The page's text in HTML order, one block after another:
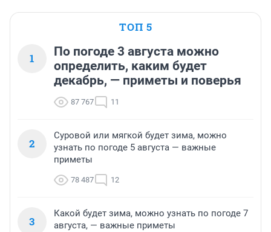
ТОП 5
1
По погоде 3 августа можно
определить, каким будет
декабрь, — приметы и поверья
87 767 11
2
Суровой или мягкой будет зима, можно
узнать по погоде 5 августа — важные
приметы
78 487 12
3
Какой будет зима, можно узнать по погоде 7
августа, — важные приметы